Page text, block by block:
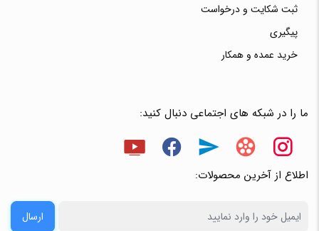
ثبت شکایت و درخواست
پیگیری
خرید عمده و همکار
ما را در شبکه های اجتماعی دنبال کنید:
اطلاع از آخرین محصولات:
ارسال